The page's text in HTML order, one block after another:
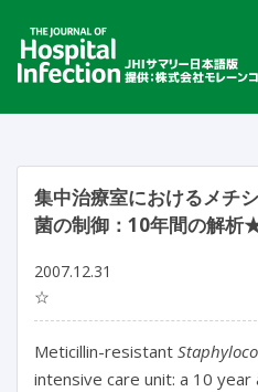
集中治療室におけるメチ
菌の制御：10年間の解
2007.12.31
☆
Meticillin-resistant
intensive care unit: a 10 year